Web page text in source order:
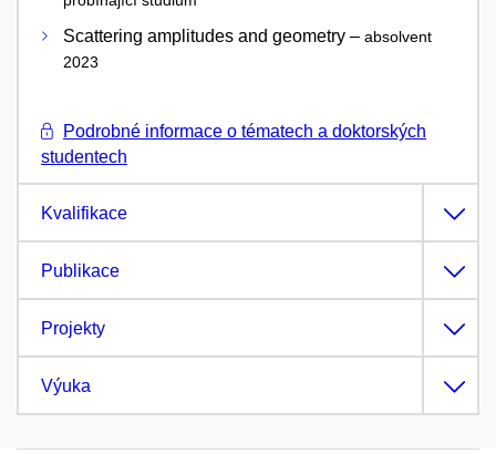
Scattering amplitudes and geometry – absolvent
2023
Podrobné informace o tématech a doktorských
studentech
Kvalifikace
Publikace
Projekty
Výuka